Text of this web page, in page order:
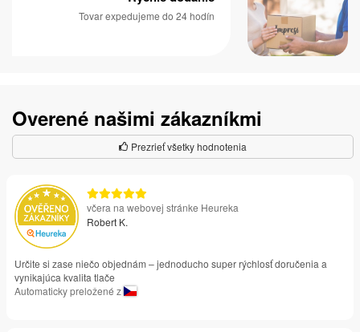
Tovar expedujeme do 24 hodín
Overené našimi zákazníkmi
Prezrieť všetky hodnotenia
včera na webovej stránke Heureka
Robert K.
Určite si zase niečo objednám – jednoducho super rýchlosť doručenia a
vynikajúca kvalita tlače
Automaticky preložené z